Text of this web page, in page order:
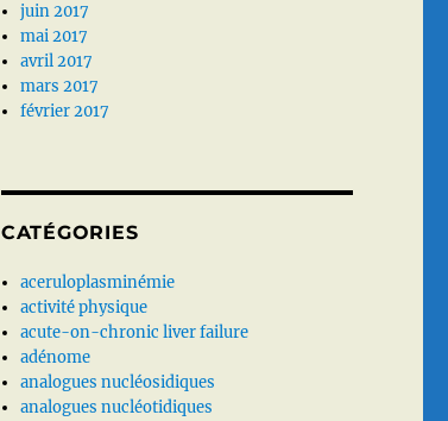
juin 2017
mai 2017
avril 2017
mars 2017
février 2017
CATÉGORIES
aceruloplasminémie
activité physique
acute-on-chronic liver failure
adénome
analogues nucléosidiques
analogues nucléotidiques